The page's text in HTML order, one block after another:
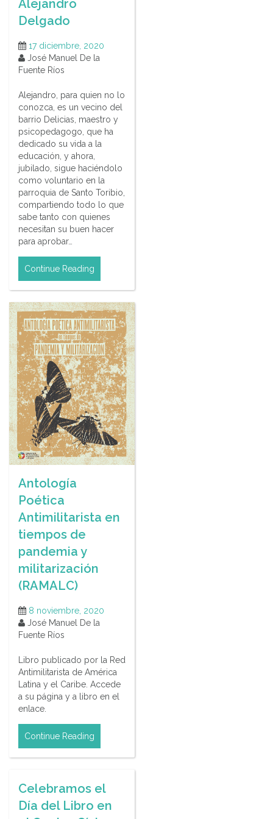
Alejandro
Delgado
17 diciembre, 2020
José Manuel De la
Fuente Ríos
Alejandro, para quien no lo
conozca, es un vecino del
barrio Delicias, maestro y
psicopedagogo, que ha
dedicado su vida a la
educación, y ahora,
jubilado, sigue haciéndolo
como voluntario en la
parroquia de Santo Toribio,
compartiendo todo lo que
sabe tanto con quienes
necesitan su buen hacer
para aprobar…
Continue Reading
Antología
Poética
Antimilitarista en
tiempos de
pandemia y
militarización
(RAMALC)
8 noviembre, 2020
José Manuel De la
Fuente Ríos
Libro publicado por la Red
Antimilitarista de América
Latina y el Caribe. Accede
a su página y a libro en el
enlace.
Continue Reading
Celebramos el
Día del Libro en